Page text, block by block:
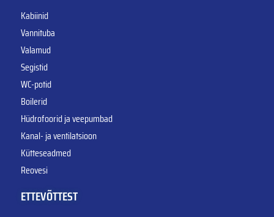
Kabiinid
Vannituba
Valamud
Segistid
WC-potid
Boilerid
Hüdrofoorid ja veepumbad
Kanal- ja ventilatsioon
Kütteseadmed
Reovesi
ETTEVÕTTEST